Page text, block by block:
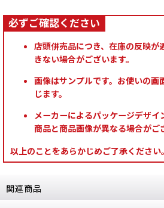
店頭併売品につき、在庫の反映が
きない場合がございます。
画像はサンプルです。お使いの画
じます。
メーカーによるパッケージデザイ
商品と商品画像が異なる場合がご
以上のことをあらかじめご了承ください。
関連商品